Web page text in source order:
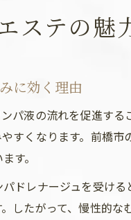
ステの魅
に効く理由
パ液の流れを促進す
すくなります。前橋
す。
ドレナージュを受け
したがって、慢性的